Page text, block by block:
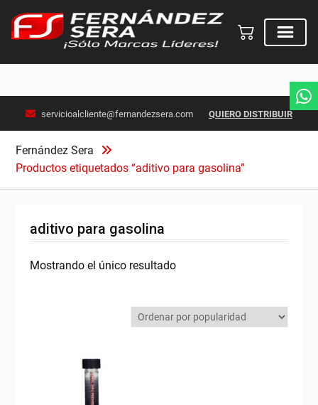
servicioalcliente@fernandezsera.com QUIERO DISTRIBUIR
Fernández Sera
Productos etiquetados “aditivo para gasolina”
aditivo para gasolina
Mostrando el único resultado